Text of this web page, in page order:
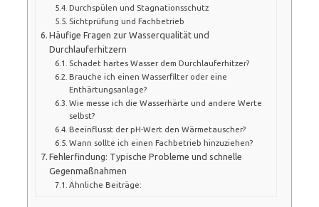
Durchspülen und Stagnationsschutz
Sichtprüfung und Fachbetrieb
Häufige Fragen zur Wasserqualität und
Durchlauferhitzern
Schadet hartes Wasser dem Durchlauferhitzer?
Brauche ich einen Wasserfilter oder eine
Enthärtungsanlage?
Wie messe ich die Wasserhärte und andere Werte
selbst?
Beeinflusst der pH-Wert den Wärmetauscher?
Wann sollte ich einen Fachbetrieb hinzuziehen?
Fehlerfindung: Typische Probleme und schnelle
Gegenmaßnahmen
Ähnliche Beiträge: